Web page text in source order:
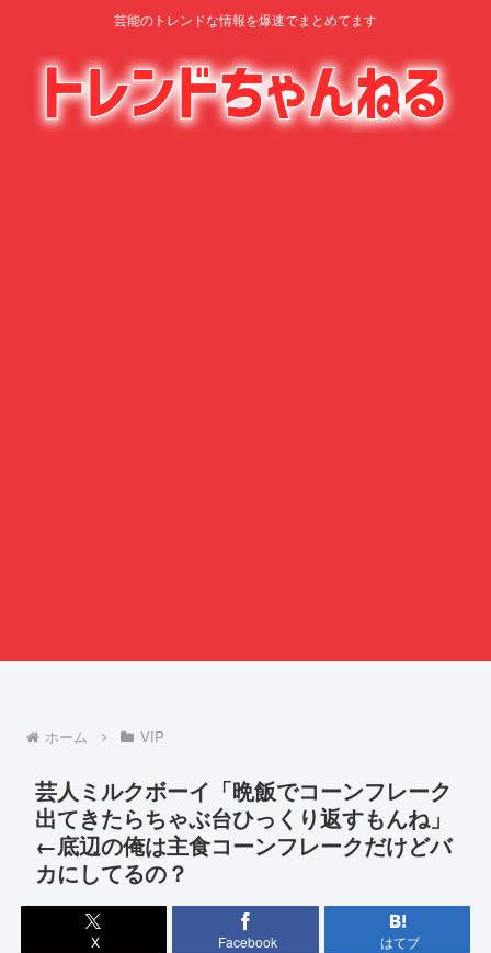
芸能のトレンドな情報を爆速でまとめてます
ホーム VIP
芸人ミルクボーイ「晩飯でコーンフレーク
出てきたらちゃぶ台ひっくり返すもんね」
←底辺の俺は主食コーンフレークだけどバ
カにしてるの？
X Facebook はてブ